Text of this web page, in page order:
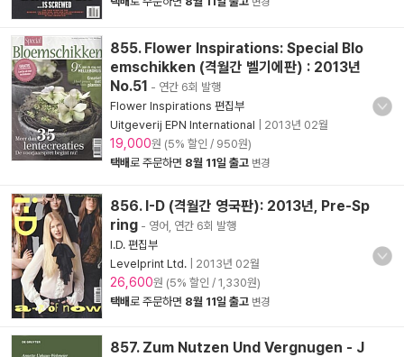
855. Flower Inspirations: Special Blo
emschikken (격월간 벨기에판) : 2013년
No.51 - 연간 6회 발행
Flower Inspirations 편집부
Uitgeverij EPN International
2013년 02월
19,000원 (5% 할인 / 950원)
택배로 주문하면 8월 11일 출고 변경
856. I-D (격월간 영국판): 2013년, Pre-Sp
ring - 영어, 연간 6회 발행
I.D. 편집부
Levelprint Ltd.
2013년 02월
26,600원 (5% 할인 / 1,330원)
택배로 주문하면 8월 11일 출고 변경
857. Zum Nutzen Und Vergnugen - J